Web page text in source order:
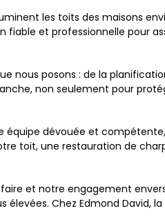
les toits des maisons
et professionnelle pour
nous posons : de la
non seulement pour
équipe dévouée et
toit, une restauration de
et notre engagement
Chez Edmond David,